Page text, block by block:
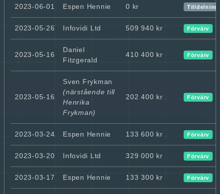
2023-06-01 Espen Hennie 0 kr Tilldelning
2023-05-26 Infovidi Ltd 509 940 kr Förvärv
2023-05-16
Daniel
Fitzgerald
410 400 kr Förvärv
2023-05-16
Sven Frykman
(närstående till
Henrika
Frykman)
202 400 kr Förvärv
2023-03-24 Espen Hennie 133 600 kr Förvärv
2023-03-20 Infovidi Ltd 329 000 kr Förvärv
2023-03-17 Espen Hennie 133 300 kr Förvärv